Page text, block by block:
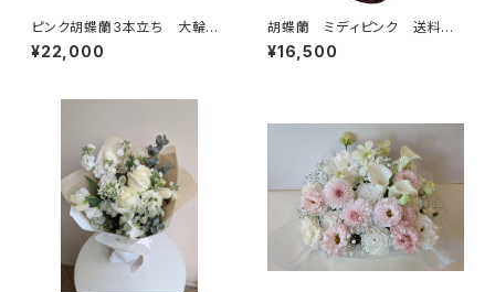
ピンク胡蝶蘭3本立ち 大輪30
輪 送料別・ラッピング代別・札
代別
¥22,000
胡蝶蘭 ミディピンク 送料別・
ラッピング別・札別
¥16,500